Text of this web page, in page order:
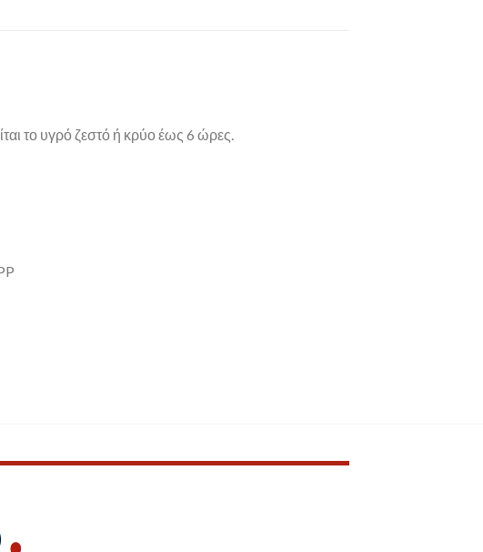
το υγρό ζεστό ή κρύο έως 6 ώρες.